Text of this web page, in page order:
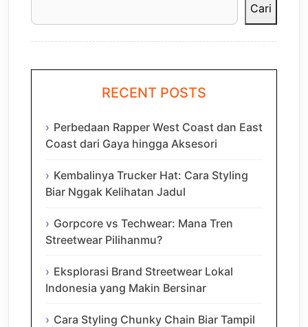
Cari
RECENT POSTS
Perbedaan Rapper West Coast dan East
Coast dari Gaya hingga Aksesori
Kembalinya Trucker Hat: Cara Styling
Biar Nggak Kelihatan Jadul
Gorpcore vs Techwear: Mana Tren
Streetwear Pilihanmu?
Eksplorasi Brand Streetwear Lokal
Indonesia yang Makin Bersinar
Cara Styling Chunky Chain Biar Tampil